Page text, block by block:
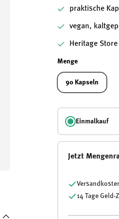
praktische
vegan,
Heritage
Menge
90 Kapseln
Einmalkauf
Jetzt
14 Tage Geld-